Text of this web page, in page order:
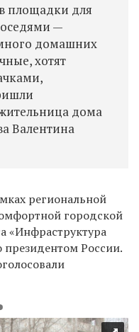
площадки для
—
домашних
хотят
дома
Валентина
региональной
городской
«Инфраструктура
России.